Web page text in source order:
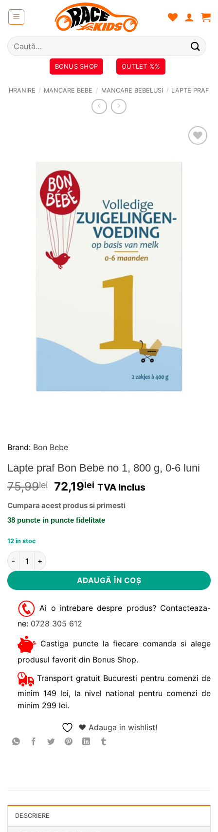
Caută
după:
BONUS SHOP OUTLET %%
HRANIRE / MANCARE BEBE / MANCARE BEBELUSI / LAPTE PRAF
Adauga
Brand: Bon Bebe
Lapte praf Bon Bebe no 1, 800 g, 0-6 luni
75,99lei 72,19lei TVA Inclus
Cumpara acest produs si primesti
38 puncte in puncte fidelitate
12 în stoc
Cantitate Lapte praf Bon Bebe no 1, 800 g, 0-6 luni
ADAUGĂ ÎN COȘ
Alternative:
Ai o intrebare despre produs? Contacteaza-
ne: 0728 305 612
Castiga puncte la fiecare comanda si alege
produsul favorit din Bonus Shop.
Transport gratuit Bucuresti pentru comenzi de
minim 149 lei, la nivel national pentru comenzi de
minim 299 lei.
❤ Adauga in wishlist!
DESCRIERE